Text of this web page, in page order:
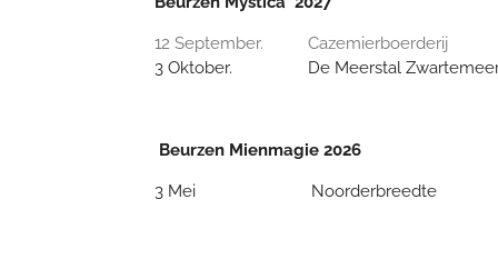
12 September. Cazemierboerderij
3 Oktober. De Meerstal
Beurzen Mienmagie 2026
3 Mei Noorderbreedte